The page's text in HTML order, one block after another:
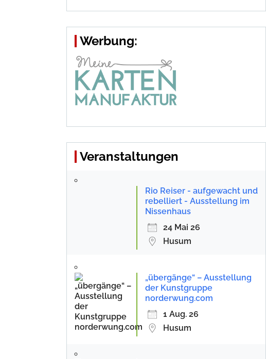
Werbung:
Veranstaltungen
Rio Reiser - aufgewacht und
rebelliert - Ausstellung im
Nissenhaus
24 Mai 26
Husum
„übergänge“ – Ausstellung
der Kunstgruppe
norderwung.com
1 Aug. 26
Husum